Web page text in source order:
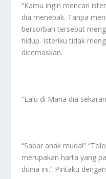
“Kamu ingin mencari
dia menebak. Tanpa
bersorban tersebut
hidup. Isteriku tidak
dicemaskan.
“Lalu di Mana dia
“Sabar anak muda!”
merupakan harta yang
dunia ini.” Pintaku